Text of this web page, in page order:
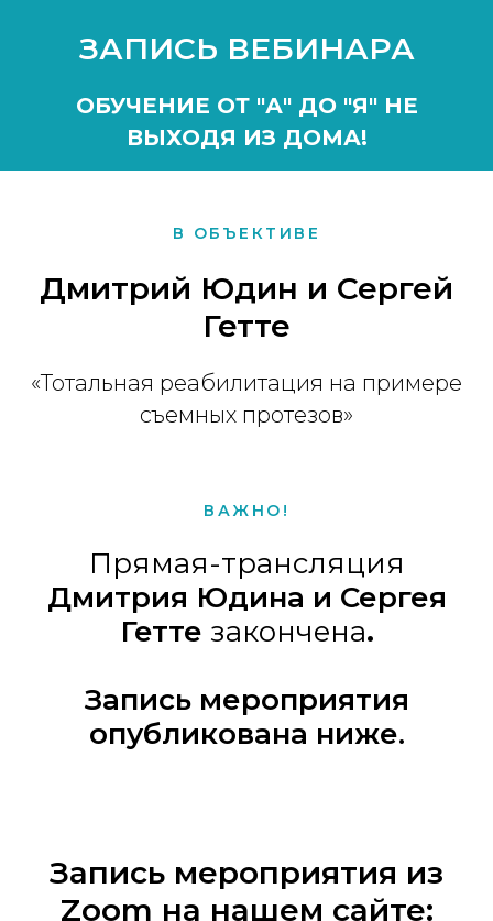
ЗАПИСЬ ВЕБИНАРА
ОБУЧЕНИЕ ОТ "А" ДО "Я" НЕ
ВЫХОДЯ ИЗ ДОМА!
В ОБЪЕКТИВЕ
Дмитрий Юдин и Сергей
Гетте
«Тотальная реабилитация на примере
съемных протезов»
ВАЖНО!
Прямая-трансляция
Дмитрия Юдина и Сергея
Гетте закончена.
Запись мероприятия
опубликована ниже.
Запись мероприятия из
Zoom на нашем сайте: